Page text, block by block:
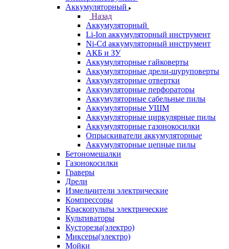
Аккумуляторный
Назад
Аккумуляторный
Li-Ion аккумуляторный инструмент
Ni-Cd аккумуляторный инструмент
АКБ и ЗУ
Аккумуляторные гайковерты
Аккумуляторные дрели-шуруповерты
Аккумуляторные отвертки
Аккумуляторные перфораторы
Аккумуляторные сабельные пилы
Аккумуляторные УШМ
Аккумуляторные циркулярные пилы
Аккумуляторные газонокосилки
Опрыскиватели аккумуляторные
Аккумуляторные цепные пилы
Бетономешалки
Газонокосилки
Граверы
Дрели
Измельчители электрические
Компрессоры
Краскопульты электрические
Культиваторы
Кусторезы(электро)
Миксеры(электро)
Мойки